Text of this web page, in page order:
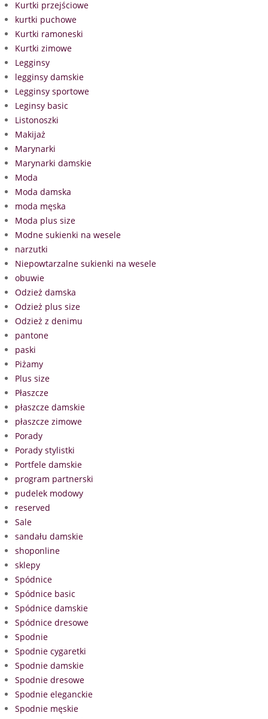
Kurtki przejściowe
kurtki puchowe
Kurtki ramoneski
Kurtki zimowe
Legginsy
legginsy damskie
Legginsy sportowe
Leginsy basic
Listonoszki
Makijaż
Marynarki
Marynarki damskie
Moda
Moda damska
moda męska
Moda plus size
Modne sukienki na wesele
narzutki
Niepowtarzalne sukienki na wesele
obuwie
Odzież damska
Odzież plus size
Odzież z denimu
pantone
paski
Piżamy
Plus size
Płaszcze
płaszcze damskie
płaszcze zimowe
Porady
Porady stylistki
Portfele damskie
program partnerski
pudelek modowy
reserved
Sale
sandału damskie
shoponline
sklepy
Spódnice
Spódnice basic
Spódnice damskie
Spódnice dresowe
Spodnie
Spodnie cygaretki
Spodnie damskie
Spodnie dresowe
Spodnie eleganckie
Spodnie męskie